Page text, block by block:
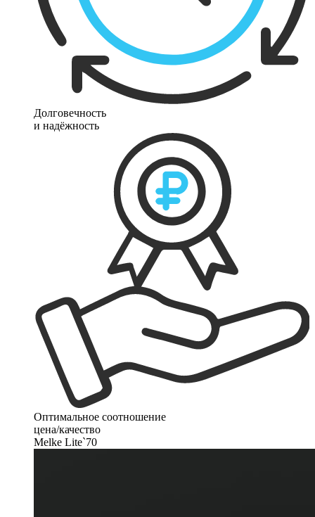
Долговечность
и надёжность
Оптимальное соотношение
цена/качество
Melke Lite`70